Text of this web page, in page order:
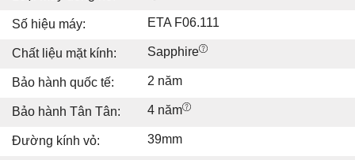
Số hiệu máy: ETA F06.111
Chất liệu mặt kính: Sapphire
Bảo hành quốc tế: 2 năm
Bảo hành Tân Tân: 4 năm
Đường kính vỏ: 39mm